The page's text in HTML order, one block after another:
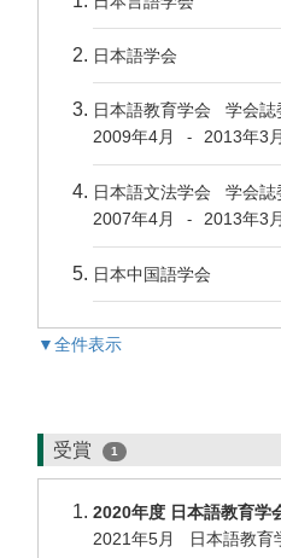
日本語学会
日本語教育学会 学会誌
2009年4月
- 2013年3月
日本語文法学会 学会誌
2007年4月
- 2013年3月
日本中国語学会
▼全件表示
受賞 1
2020年度 日本語教育学
2021年5月 日本語教育